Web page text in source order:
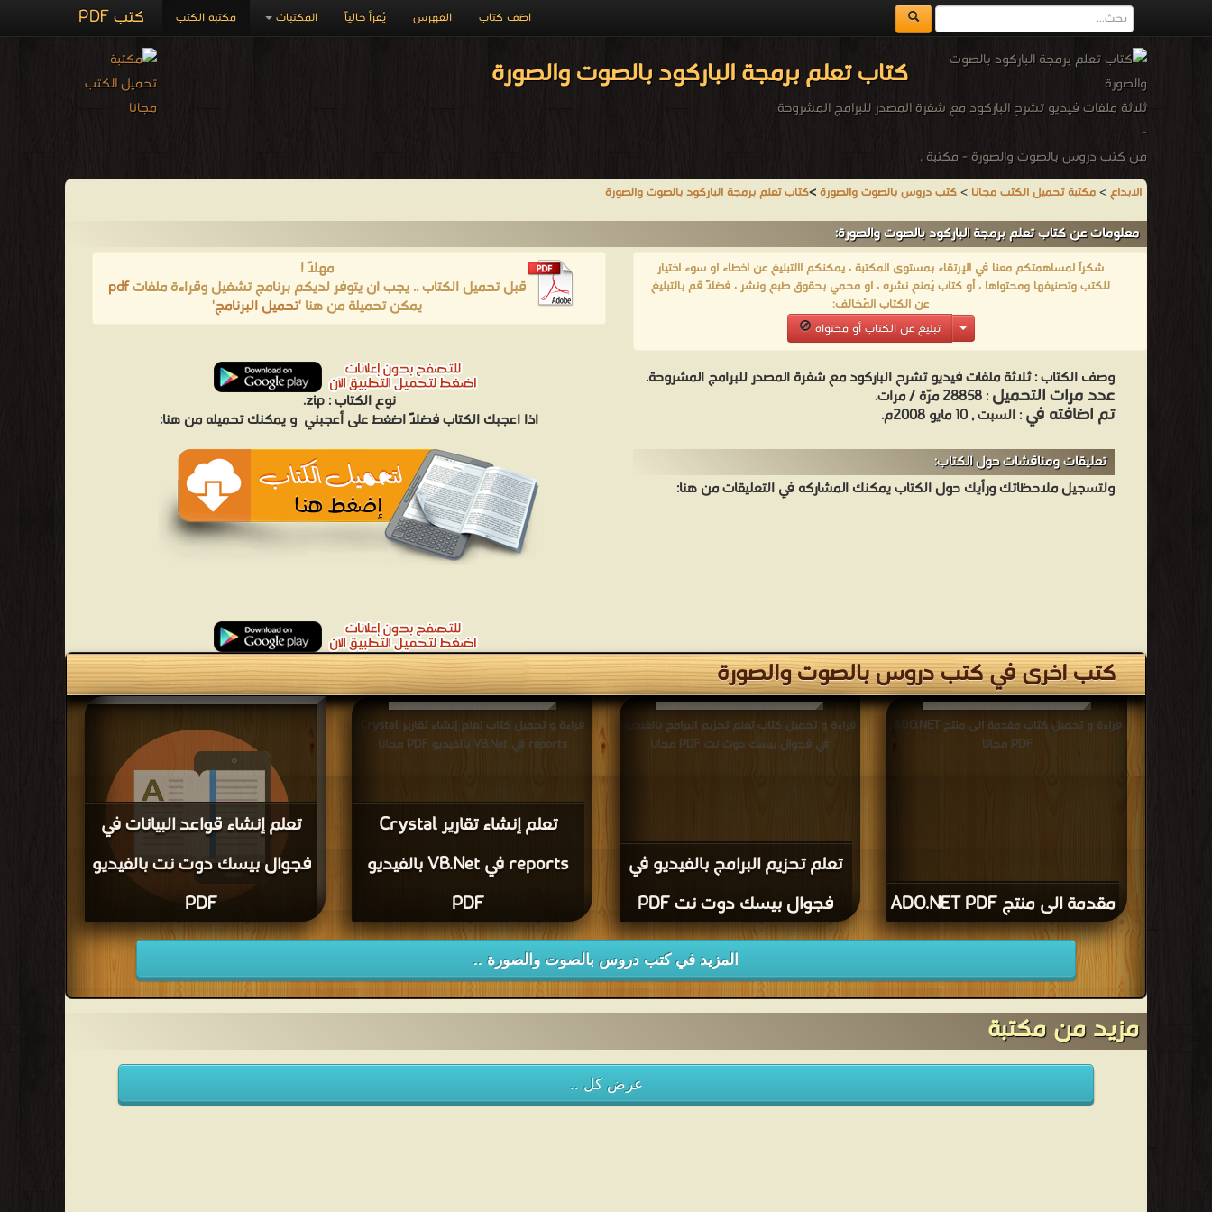
كتب PDF مكتبة الكتب المكتبات يُقرأ حالياً الفهرس اضف كتاب
كتاب تعلم برمجة الباركود بالصوت والصورة
ثلاثة ملفات فيديو تشرح الباركود مع شفرة المصدر للبرامج المشروحة.
-
من كتب دروس بالصوت والصورة - مكتبة .
الابداع>مكتبة تحميل الكتب مجانا >كتب دروس بالصوت والصورة>كتاب تعلم برمجة الباركود بالصوت والصورة
معلومات عن كتاب تعلم برمجة الباركود بالصوت والصورة:
شكراً لمساهمتكم معنا في الإرتقاء بمستوى المكتبة ، يمكنكم االتبليغ عن اخطاء او سوء اختيار
للكتب وتصنيفها ومحتواها ، أو كتاب يُمنع نشره ، او محمي بحقوق طبع ونشر ، فضلاً قم بالتبليغ
عن الكتاب المُخالف:
تبليغ عن الكتاب أو محتواه
وصف الكتاب :ثلاثة ملفات فيديو تشرح الباركود مع شفرة المصدر للبرامج المشروحة.
عدد مرات التحميل: 28858 مرّة / مرات.
تم اضافته في: السبت , 10 مايو 2008م.
تعليقات ومناقشات حول الكتاب:
ولتسجيل ملاحظاتك ورأيك حول الكتاب يمكنك المشاركه في التعليقات من هنا:
مهلاً !
قبل تحميل الكتاب .. يجب ان يتوفر لديكم برنامج تشغيل وقراءة ملفاتpdf
يمكن تحميلة من هنا 'تحميل البرنامج'
نوع الكتاب :zip.
اذا اعجبك الكتاب فضلاً اضغط على أعجبني و يمكنك تحميله من هنا:
كتب اخرى في كتب دروس بالصوت والصورة
تعلم إنشاء قواعد البيانات في
فجوال بيسك دوت نت بالفيديو
PDF
قراءة و تحميل كتاب تعلم إنشاء قواعد البيانات في
تعلم إنشاء تقارير Crystal
reports في VB.Net بالفيديو
PDF
قراءة و تحميل كتاب تعلم إنشاء تقارير Crystal
reports في VB.Net بالفيديو PDF مجانا
تعلم تحزيم البرامج بالفيديو في
فجوال بيسك دوت نت PDF
قراءة و تحميل كتاب تعلم تحزيم البرامج بالفيديو
في فجوال بيسك دوت نت PDF مجانا
مقدمة الى منتج ADO.NET PDF
قراءة و تحميل كتاب مقدمة الى منتج ADO.NET
PDF مجانا
المزيد في كتب دروس بالصوت والصورة ..
مزيد من مكتبة
عرض كل ..